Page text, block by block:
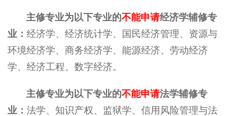
主修专业为以下专业的不能申请经济学辅修专
业： 经济学、经济统计学、国民经济管理、资源与
环境经济学、商务经济学、能源经济、劳动经济
学、经济工程、数字经济。
主修专业为以下专业的不能申请法学辅修专
业： 法学、知识产权、监狱学、信用风险管理与法